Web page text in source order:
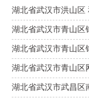
湖北省武汉市青山区
湖北省武汉市武昌区